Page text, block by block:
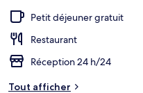
Petit déjeuner gratuit
Restaurant
Réception 24 h/24
Tout afficher